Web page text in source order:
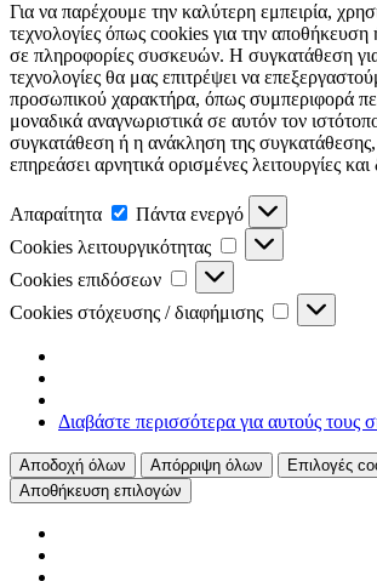
Για να παρέχουμε την καλύτερη εμπειρία,
τεχνολογίες όπως cookies για την
σε πληροφορίες συσκευών. Η συγκατάθεση
τεχνολογίες θα μας επιτρέψει να
προσωπικού χαρακτήρα, όπως συμπεριφορά
μοναδικά αναγνωριστικά σε αυτόν τον
συγκατάθεση ή η ανάκληση της
επηρεάσει αρνητικά ορισμένες λειτουργίες και
Απαραίτητα Απαραίτητα
Πάντα ενεργό
Cookies λειτουργικότητας
Cookies
λειτουργικότητας
Cookies επιδόσεων
Cookies
επιδόσεων
Cookies στόχευσης / διαφήμισης
Cookies
στόχευσης
Διαβάστε περισσότερα για αυτούς τους
Αποδοχή όλων Απόρριψη όλων
Επιλογές
Αποθήκευση επιλογών